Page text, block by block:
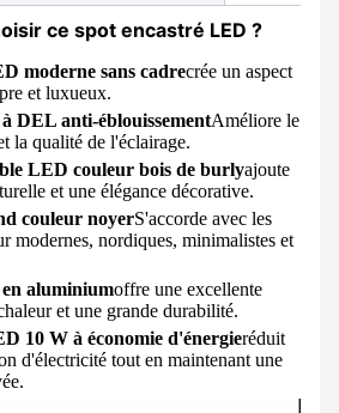
ce spot encastré LED ?
moderne sans cadrecrée un aspect
et luxueux.
DEL anti-éblouissementAméliore le
la qualité de l'éclairage.
LED couleur bois de burlyajoute
et une élégance décorative.
couleur noyerS'accorde avec les
modernes, nordiques, minimalistes et
en aluminiumoffre une excellente
et une grande durabilité.
10 W à économie d'énergieréduit
d'électricité tout en maintenant une